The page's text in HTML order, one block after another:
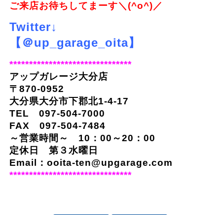
ご来店お待ちしてまーす＼(^o^)／
Twitter↓
【＠up_garage_oita】
*******************************
アップガレージ大分店
〒870-0952
大分県大分市下郡北1-4-17
TEL 097-504-7000
FAX 097-504-7484
～営業時間～ 10：00～20：00
定休日 第３水曜日
Email： ooita-ten@upgarage.com
*******************************